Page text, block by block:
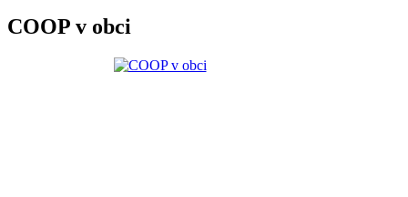
COOP v obci